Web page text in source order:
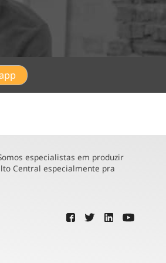
especialistas em produzir
Central especialmente pra